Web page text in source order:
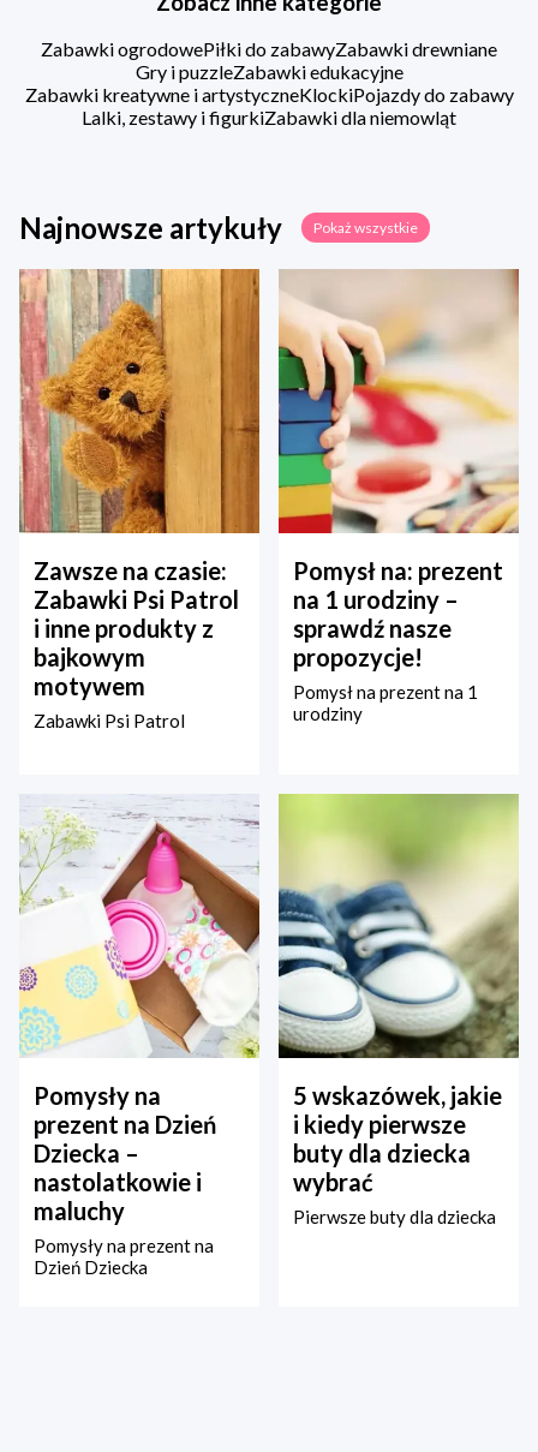
Zabawki ogrodowePiłki do zabawyZabawki drewniane
Gry i puzzleZabawki edukacyjne
Zabawki kreatywne i artystyczneKlockiPojazdy do zabawy
Lalki, zestawy i figurkiZabawki dla niemowląt
Najnowsze artykuły Pokaż wszystkie
Zawsze na czasie:
Zabawki Psi Patrol
i inne produkty z
bajkowym
motywem
Zabawki Psi Patrol
Pomysł na: prezent
na 1 urodziny –
sprawdź nasze
propozycje!
Pomysł na prezent na 1
urodziny
Pomysły na
prezent na Dzień
Dziecka –
nastolatkowie i
maluchy
Pomysły na prezent na
Dzień Dziecka
5 wskazówek, jakie
i kiedy pierwsze
buty dla dziecka
wybrać
Pierwsze buty dla dziecka